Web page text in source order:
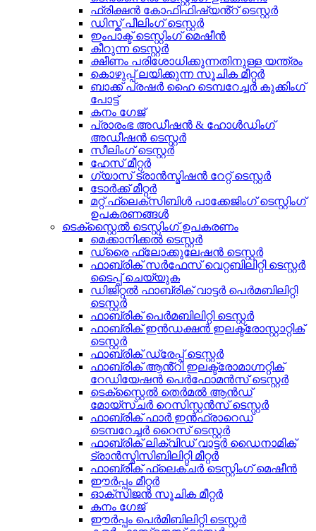
ഫ്രിക്ഷൻ കോഫിഫിഷ്യൻ്റ് ടെസ്റ്റർ
ഡിസ്ക് പീലിംഗ് ടെസ്റ്റർ
ഇംപാക്ട് ടെസ്റ്റിംഗ് മെഷീൻ
കീറുന്ന ടെസ്റ്റർ
ക്ഷീണം പരിശോധിക്കുന്നതിനുള്ള യന്ത്രം
കൊഴുപ്പ് ലയിക്കുന്ന സൂചിക മീറ്റർ
ബാക്ക് പ്രഷർ ഹൈ ടെമ്പറേച്ചർ കുക്കിംഗ്
പോട്ട്
കനം ഗേജ്
പ്രാരംഭ അഡീഷൻ & ഹോൾഡിംഗ്
അഡീഷൻ ടെസ്റ്റർ
സീലിംഗ് ടെസ്റ്റർ
ഹേസ് മീറ്റർ
ഗ്യാസ് ട്രാൻസ്മിഷൻ റേറ്റ് ടെസ്റ്റർ
ടോർക്ക് മീറ്റർ
മറ്റ് ഫ്ലെക്സിബിൾ പാക്കേജിംഗ് ടെസ്റ്റിംഗ്
ഉപകരണങ്ങൾ
ടെക്സ്റ്റൈൽ ടെസ്റ്റിംഗ് ഉപകരണം
മെക്കാനിക്കൽ ടെസ്റ്റർ
ഡ്രൈ ഫ്ലോക്കുലേഷൻ ടെസ്റ്റർ
ഫാബ്രിക് സർഫേസ് വെറ്റബിലിറ്റി ടെസ്റ്റർ
ടൈപ്പ് ചെയ്യുക
ഡിജിറ്റൽ ഫാബ്രിക് വാട്ടർ പെർമബിലിറ്റി
ടെസ്റ്റർ
ഫാബ്രിക് പെർമബിലിറ്റി ടെസ്റ്റർ
ഫാബ്രിക് ഇൻഡക്ഷൻ ഇലക്ട്രോസ്റ്റാറ്റിക്
ടെസ്റ്റർ
ഫാബ്രിക് ഡ്രേപ്പ് ടെസ്റ്റർ
ഫാബ്രിക് ആൻ്റി ഇലക്ട്രോമാഗ്നറ്റിക്
റേഡിയേഷൻ പെർഫോമൻസ് ടെസ്റ്റർ
ടെക്സ്റ്റൈൽ തെർമൽ ആൻഡ്
മോയ്സ്ചർ റെസിസ്റ്റൻസ് ടെസ്റ്റർ
ഫാബ്രിക് ഫാർ ഇൻഫ്രാറെഡ്
ടെമ്പറേച്ചർ റൈസ് ടെസ്റ്റർ
ഫാബ്രിക് ലിക്വിഡ് വാട്ടർ ഡൈനാമിക്
ട്രാൻസ്മിസിബിലിറ്റി മീറ്റർ
ഫാബ്രിക് ഫ്ലെക്‌ചർ ടെസ്റ്റിംഗ് മെഷീൻ
ഈർപ്പം മീറ്റർ
ഓക്സിജൻ സൂചിക മീറ്റർ
കനം ഗേജ്
ഈർപ്പം പെർമിബിലിറ്റി ടെസ്റ്റർ